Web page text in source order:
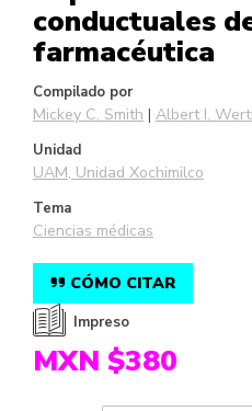
galería
conductuales
farmacéutica
Compilado por
Mickey C. Smith Albert I.
Unidad
UAM, Unidad Xochimilco
Tema
Ciencias médicas
CÓMO CITAR
Impreso
MXN $380